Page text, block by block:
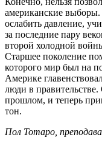
американские
ослабить давление,
за последние пару
второй холодной
Старшее поколение
которого мир был на
Америке
люди в
прошлом, и теперь
тон.
Пол Тотаро,